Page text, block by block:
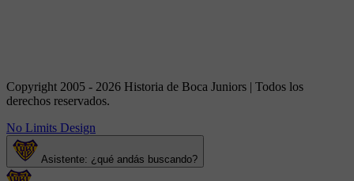
Copyright 2005 - 2026 Historia de Boca Juniors | Todos los
derechos reservados.
No Limits Design
Asistente: ¿qué andás buscando?